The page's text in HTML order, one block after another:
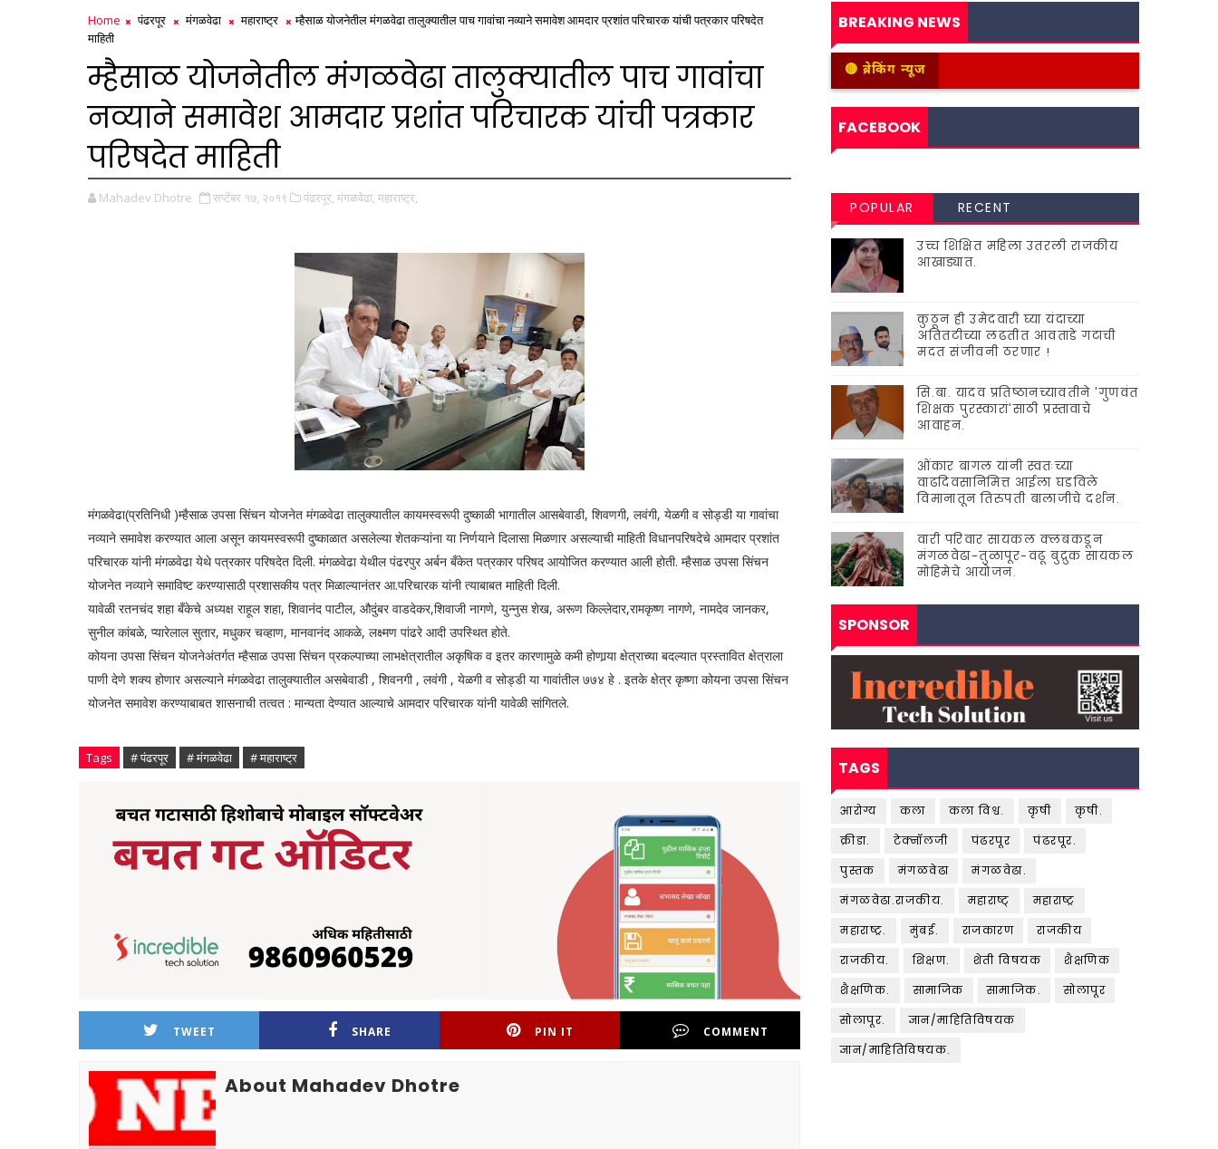
Home पंढरपूर मंगळवेढा महाराष्ट्र
म्हैसाळ योजनेतील मंगळवेढा तालुक्यातील पाच गावांचा नव्याने समावेश आमदार प्रशांत परिचारक यांची पत्रकार परिषदेत
माहिती
म्हैसाळ योजनेतील मंगळवेढा तालुक्यातील पाच गावांचा
नव्याने समावेश आमदार प्रशांत परिचारक यांची पत्रकार
परिषदेत माहिती
Mahadev Dhotre सप्टेंबर १७, २०१९ पंढरपूर, मंगळवेढा, महाराष्ट्र,
मंगळवेढा(प्रतिनिधी )म्हैसाळ उपसा सिंचन योजनेत मंगळवेढा तालुक्यातील कायमस्वरूपी दुष्काळी भागातील आसबेवाडी, शिवणगी, लवंगी, येळगी व सोड्डी या गावांचा
नव्याने समावेश करण्यात आला असून कायमस्वरूपी दुष्काळात असलेल्या शेतकऱ्यांना या निर्णयाने दिलासा मिळणार असल्याची माहिती विधानपरिषदेचे आमदार प्रशांत
परिचारक यांनी मंगळवेढा येथे पत्रकार परिषदेत दिली. मंगळवेढा येथील पंढरपुर अर्बन बँकेत पत्रकार परिषद आयोजित करण्यात आली होती. म्हैसाळ उपसा सिंचन
योजनेत नव्याने समाविष्ट करण्यासाठी प्रशासकीय पत्र मिळाल्यानंतर आ.परिचारक यांनी त्याबाबत माहिती दिली.
यावेळी रतनचंद शहा बँकेचे अध्यक्ष राहूल शहा, शिवानंद पाटील, औदुंबर वाडदेकर,शिवाजी नागणे, युन्नुस शेख, अरूण किल्लेदार,रामकृष्ण नागणे, नामदेव जानकर,
सुनील कांबळे, प्यारेलाल सुतार, मधुकर चव्हाण, मानवानंद आकळे, लक्ष्मण पांढरे आदी उपस्थित होते.
कोयना उपसा सिंचन योजनेअंतर्गत म्‍हैसाळ उपसा सिंचन प्रकल्पाच्या लाभक्षेत्रातील अकृषिक व इतर कारणामुळे कमी होणार्‍या क्षेत्राच्या बदल्यात प्रस्तावित क्षेत्राला
पाणी देणे शक्य होणार असल्याने मंगळवेढा तालुक्यातील असबेवाडी , शिवनगी , लवंगी , येळगी व सोड्डी या गावांतील ७७४ हे . इतके क्षेत्र कृष्णा कोयना उपसा सिंचन
योजनेत समावेश करण्याबाबत शासनाची तत्वत : मान्यता देण्यात आल्याचे आमदार परिचारक यांनी यावेळी सांगितले.
Tags # पंढरपूर # मंगळवेढा # महाराष्ट्र
TWEET SHARE PIN IT COMMENT
About Mahadev Dhotre
BREAKING NEWS
🔴 ब्रेकिंग न्यूज
FACEBOOK
POPULAR RECENT
उच्च शिक्षित महिला उतरली राजकीय
आखाड्यात.
कुठून ही उमेदवारी घ्या यंदाच्या
अतितटीच्या लढतीत आवताडे गटाची
मदत संजीवनी ठरणार !
सि.बा. यादव प्रतिष्ठानच्यावतीने 'गुणवंत
शिक्षक पुरस्कारां'साठी प्रस्तावाचे
आवाहन.
ओंकार बागल यांनी स्वतःच्या
वाढदिवसानिमित्त आईला घडविले
विमानातून तिरुपती बालाजीचे दर्शन.
वारी परिवार सायकल क्लबकडून
मंगळवेढा-तुळापूर-वढू बुद्रुक सायकल
मोहिमेचे आयोजन.
SPONSOR
TAGS
आरोग्य कला कला विश्व. कृषी
कृषी.
क्रीडा.
टेक्नॉलजी पंढरपूर
पंढरपूर.
पुस्तक
मंगळवेढा
मंगळवेढा.
मंगळवेढा.राजकीय.
महाराष्ट्
महाराष्ट्र
महाराष्ट्र.
मुंबई. राजकारण
राजकीय
राजकीय.
शिक्षण. शेती विषयक
शैक्षणिक
शैक्षणिक.
सामाजिक सामाजिक.
सोलापूर
सोलापूर.
ज्ञान/माहितिविषयक
ज्ञान/माहितिविषयक.